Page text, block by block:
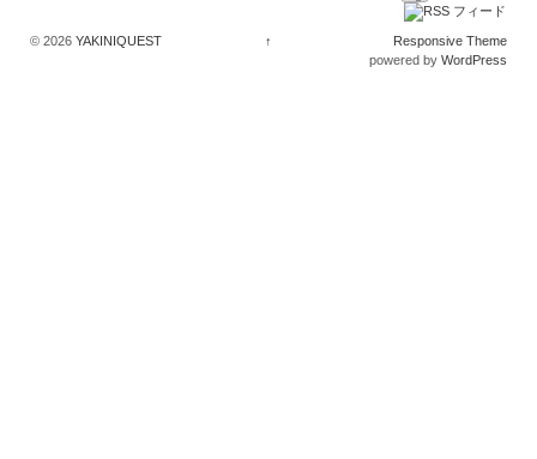
© 2026 YAKINIQUEST ↑
Responsive Theme
powered by WordPress